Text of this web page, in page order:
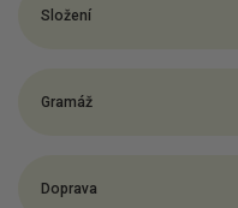
Složení
Gramáž
Doprava